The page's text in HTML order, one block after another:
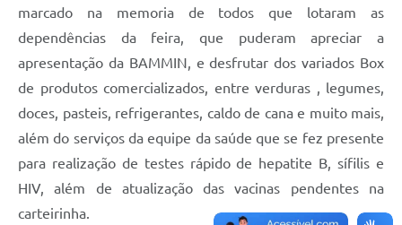
marcado na memoria de todos que lotaram as
dependências da feira, que puderam apreciar a
apresentação da BAMMIN, e desfrutar dos variados Box
de produtos comercializados, entre verduras , legumes,
doces, pasteis, refrigerantes, caldo de cana e muito mais,
além do serviços da equipe da saúde que se fez presente
para realização de testes rápido de hepatite B, sífilis e
HIV, além de atualização das vacinas pendentes na
carteirinha.